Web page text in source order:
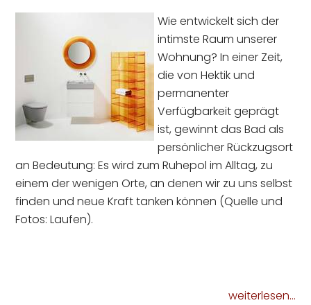
Wie entwickelt sich der
intimste Raum unserer
Wohnung? In einer Zeit,
die von Hektik und
permanenter
Verfügbarkeit geprägt
ist, gewinnt das Bad als
persönlicher Rückzugsort
an Bedeutung: Es wird zum Ruhepol im Alltag, zu
einem der wenigen Orte, an denen wir zu uns selbst
finden und neue Kraft tanken können (Quelle und
Fotos: Laufen).
weiterlesen...